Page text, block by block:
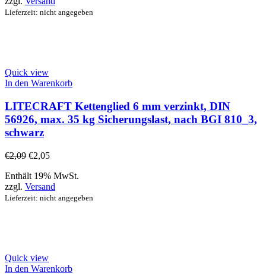
Lieferzeit: nicht angegeben
Quick view
In den Warenkorb
LITECRAFT Kettenglied 6 mm verzinkt, DIN
56926, max. 35 kg Sicherungslast, nach BGI 810_3,
schwarz
€2,09 €2,05
Enthält 19% MwSt.
zzgl. Versand
Lieferzeit: nicht angegeben
Quick view
In den Warenkorb